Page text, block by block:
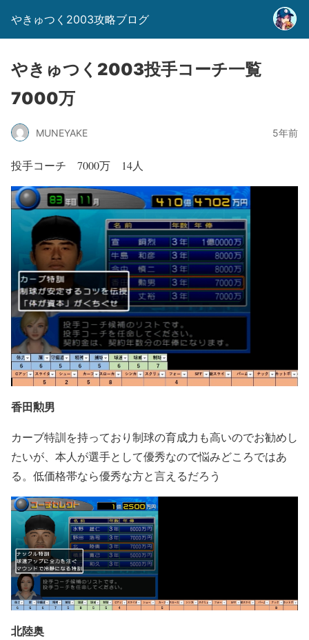
やきゅつく2003攻略ブログ
やきゅつく2003投手コーチ一覧
7000万
MUNEYAKE 5年前
投手コーチ 7000万 14人
香田勲男
カーブ特訓を持っており制球の育成力も高いのでお勧めし
たいが、本人が選手として優秀なので悩みどころではあ
る。低価格帯なら優秀な方と言えるだろう
北陸奥